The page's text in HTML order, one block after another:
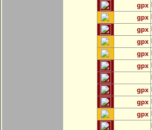
gpx
gpx
gpx
gpx
gpx
gpx
gpx
gpx
gpx